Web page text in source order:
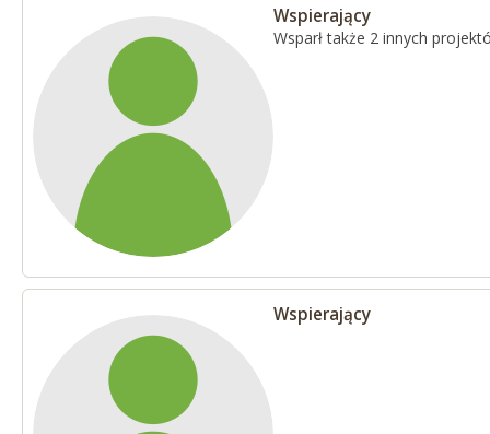
Wspierający
Wsparł także 2 innych
Wspierający